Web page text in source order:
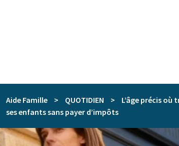
Aide Famille > QUOTIDIEN >
L’âge précis
ses enfants sans payer d’impôts